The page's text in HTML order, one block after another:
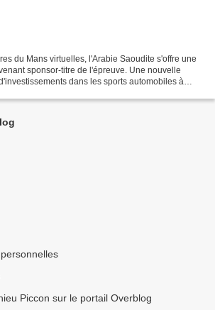
du Mans virtuelles, l'Arabie Saoudite s'offre une
sponsor-titre de l'épreuve. Une nouvelle
dans les sports automobiles à
Piccon sur le portail Overblog